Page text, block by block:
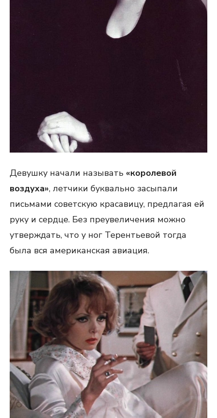
Девушку начали называть «королевой
воздуха», летчики буквально засыпали
письмами советскую красавицу, предлагая ей
руку и сердце. Без преувеличения можно
утверждать, что у ног Терентьевой тогда
была вся американская авиация.